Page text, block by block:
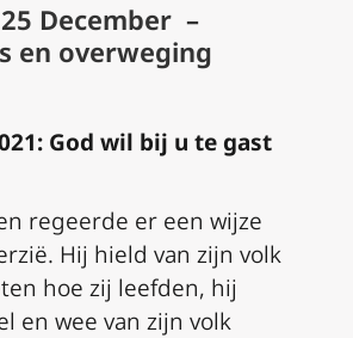
December –
en overweging
God wil bij u te gast
regeerde er een wijze
Hij hield van zijn volk
hoe zij leefden, hij
en wee van zijn volk